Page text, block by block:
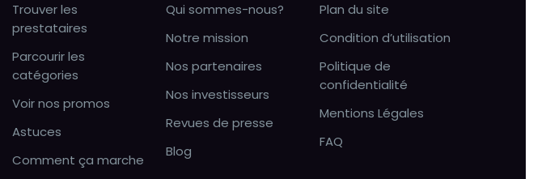
Trouver les
prestataires
Parcourir les
catégories
Voir nos promos
Astuces
Comment ça marche
Qui sommes-nous?
Notre mission
Nos partenaires
Nos investisseurs
Revues de presse
Blog
Plan du site
Condition d’utilisation
Politique de
confidentialité
Mentions Légales
FAQ